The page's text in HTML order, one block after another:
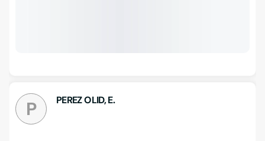
P PEREZ OLID, E.